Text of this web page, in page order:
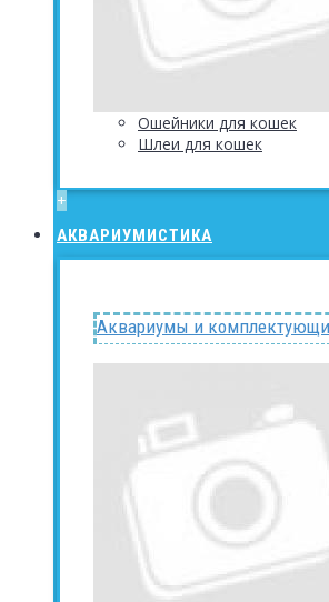
Ошейники для кошек
Шлеи для кошек
+
АКВАРИУМИСТИКА
Аквариумы и